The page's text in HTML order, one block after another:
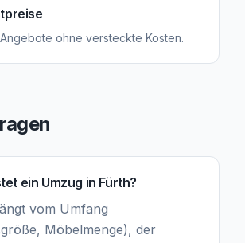
ohne versteckte Kosten.
ein Umzug in Fürth?
vom Umfang
Möbelmenge), der